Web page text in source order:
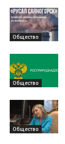
Общество
Общество
Общество